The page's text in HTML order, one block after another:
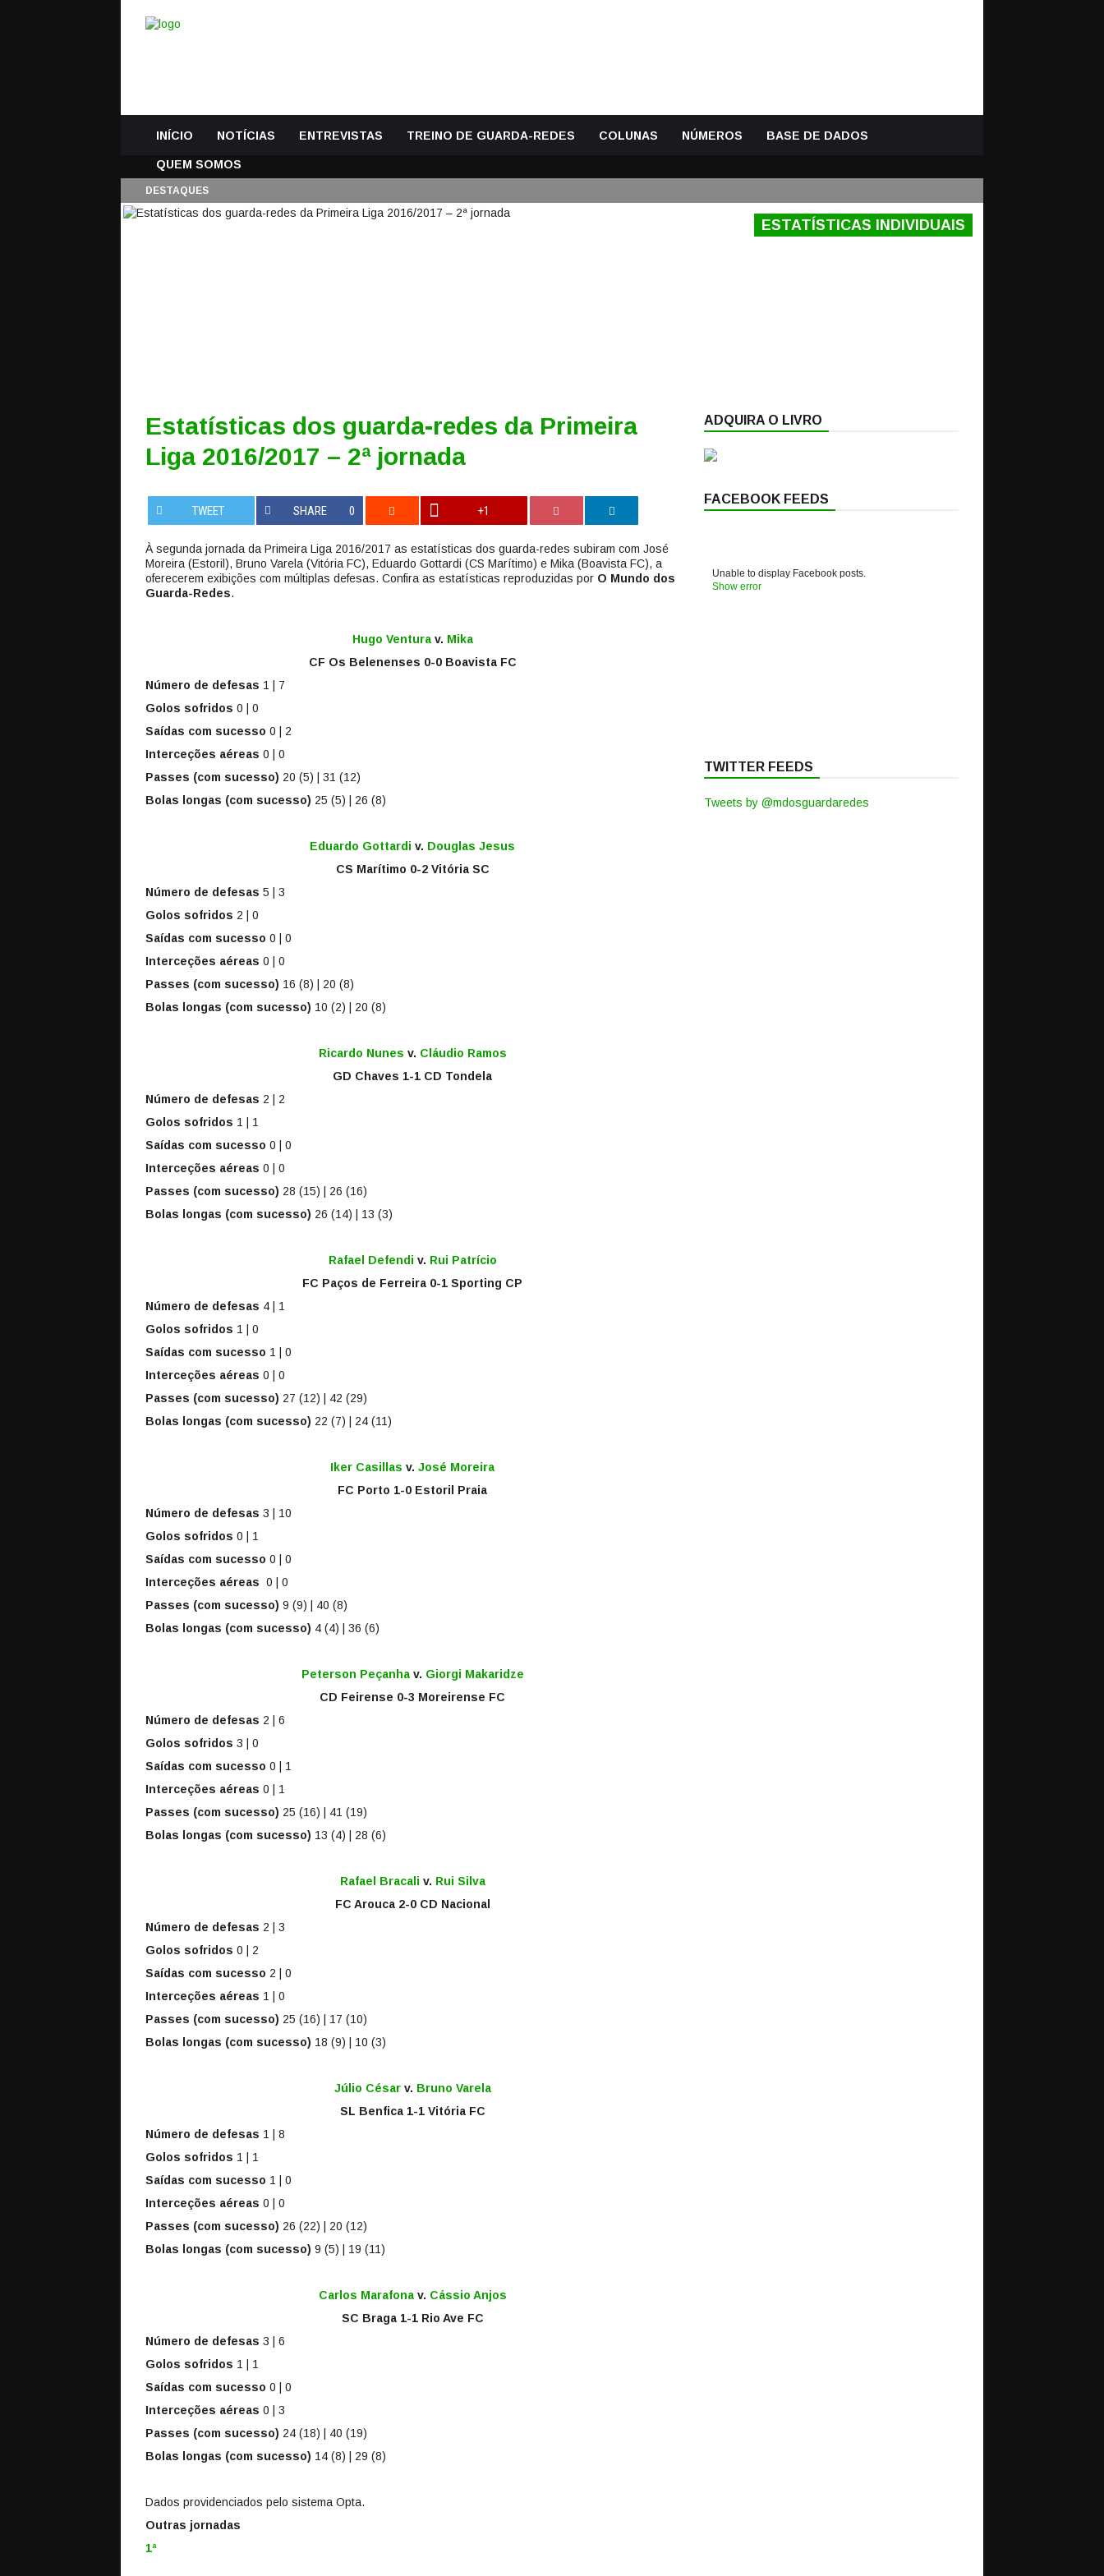
INÍCIO NOTÍCIAS ENTREVISTAS TREINO DE GUARDA-REDES COLUNAS NÚMEROS BASE DE DADOS
QUEM SOMOS
DESTAQUES
ESTATÍSTICAS INDIVIDUAIS
Estatísticas dos guarda-redes da Primeira
Liga 2016/2017 – 2ª jornada
TWEET SHARE 0 +1
À segunda jornada da Primeira Liga 2016/2017 as estatísticas dos guarda-redes subiram com José
Moreira (Estoril), Bruno Varela (Vitória FC), Eduardo Gottardi (CS Marítimo) e Mika (Boavista FC), a
oferecerem exibições com múltiplas defesas. Confira as estatísticas reproduzidas por O Mundo dos
Guarda-Redes.
Hugo Venturav. Mika
CF Os Belenenses 0-0 Boavista FC
Número de defesas 1 | 7
Golos sofridos 0 | 0
Saídas com sucesso 0 | 2
Interceções aéreas 0 | 0
Passes (com sucesso) 20 (5) | 31 (12)
Bolas longas (com sucesso) 25 (5) | 26 (8)
Eduardo Gottardi v. Douglas Jesus
CS Marítimo 0-2 Vitória SC
Número de defesas 5 | 3
Golos sofridos 2 | 0
Saídas com sucesso 0 | 0
Interceções aéreas 0 | 0
Passes (com sucesso) 16 (8) | 20 (8)
Bolas longas (com sucesso) 10 (2) | 20 (8)
Ricardo Nunes v. Cláudio Ramos
GD Chaves 1-1 CD Tondela
Número de defesas 2 | 2
Golos sofridos 1 | 1
Saídas com sucesso 0 | 0
Interceções aéreas 0 | 0
Passes (com sucesso) 28 (15) | 26 (16)
Bolas longas (com sucesso) 26 (14) | 13 (3)
Rafael Defendi v. Rui Patrício
FC Paços de Ferreira 0-1 Sporting CP
Número de defesas 4 | 1
Golos sofridos 1 | 0
Saídas com sucesso 1 | 0
Interceções aéreas 0 | 0
Passes (com sucesso) 27 (12) | 42 (29)
Bolas longas (com sucesso) 22 (7) | 24 (11)
Iker Casillas v. José Moreira
FC Porto 1-0 Estoril Praia
Número de defesas 3 | 10
Golos sofridos 0 | 1
Saídas com sucesso 0 | 0
Interceções aéreas 0 | 0
Passes (com sucesso) 9 (9) | 40 (8)
Bolas longas (com sucesso) 4 (4) | 36 (6)
Peterson Peçanhav. Giorgi Makaridze
CD Feirense 0-3 Moreirense FC
Número de defesas 2 | 6
Golos sofridos 3 | 0
Saídas com sucesso 0 | 1
Interceções aéreas 0 | 1
Passes (com sucesso) 25 (16) | 41 (19)
Bolas longas (com sucesso) 13 (4) | 28 (6)
Rafael Bracali v. Rui Silva
FC Arouca 2-0 CD Nacional
Número de defesas 2 | 3
Golos sofridos 0 | 2
Saídas com sucesso 2 | 0
Interceções aéreas 1 | 0
Passes (com sucesso) 25 (16) | 17 (10)
Bolas longas (com sucesso) 18 (9) | 10 (3)
Júlio Césarv. Bruno Varela
SL Benfica 1-1 Vitória FC
Número de defesas 1 | 8
Golos sofridos 1 | 1
Saídas com sucesso 1 | 0
Interceções aéreas 0 | 0
Passes (com sucesso) 26 (22) | 20 (12)
Bolas longas (com sucesso) 9 (5) | 19 (11)
Carlos Marafonav. Cássio Anjos
SC Braga 1-1 Rio Ave FC
Número de defesas 3 | 6
Golos sofridos 1 | 1
Saídas com sucesso 0 | 0
Interceções aéreas 0 | 3
Passes (com sucesso) 24 (18) | 40 (19)
Bolas longas (com sucesso) 14 (8) | 29 (8)
Dados providenciados pelo sistema Opta.
Outras jornadas
1ª
ADQUIRA O LIVRO
FACEBOOK FEEDS
Unable to display Facebook posts.
Show error
TWITTER FEEDS
Tweets by @mdosguardaredes